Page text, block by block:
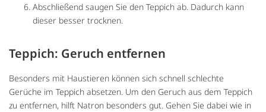
Abschließend saugen Sie den Teppich ab. Dadurch kann
dieser besser trocknen.
Teppich: Geruch entfernen
Besonders mit Haustieren können sich schnell schlechte
Gerüche im Teppich absetzen. Um den Geruch aus dem Teppich
zu entfernen, hilft Natron besonders gut. Gehen Sie dabei wie in